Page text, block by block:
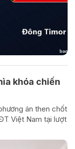
khóa chiến
án then chốt
Việt Nam tại lượt